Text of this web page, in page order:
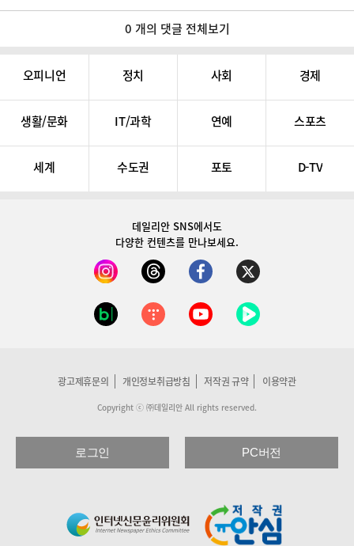
0 개의 댓글 전체보기
오피니언 정치 사회 경제
생활/문화 IT/과학 연예 스포츠
세계 수도권 포토 D-TV
데일리안 SNS에서도
다양한 컨텐츠를 만나보세요.
광고제휴문의 개인정보취급방침 저작권 규약 이용약관
Copyright ⓒ ㈜데일리안 All rights reserved.
로그인 PC버전